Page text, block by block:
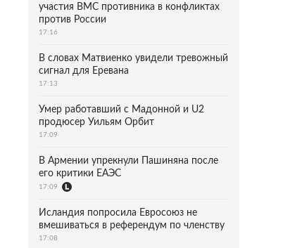
участия ВМС противника в конфликтах
против России
17:16
В словах Матвиенко увидели тревожный
сигнал для Еревана
17:13
Умер работавший с Мадонной и U2
продюсер Уильям Орбит
17:09
В Армении упрекнули Пашиняна после
его критики ЕАЭС
17:09
Исландия попросила Евросоюз не
вмешиваться в референдум по членству
17:08